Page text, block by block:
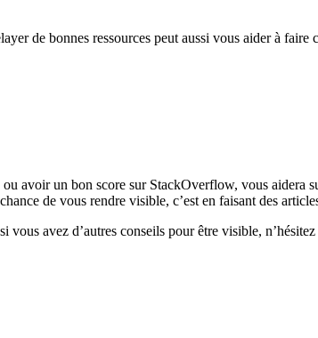
de bonnes ressources peut aussi vous aider à
avoir un bon score sur StackOverflow, vous aidera
de vous rendre visible, c’est en faisant des
vous avez d’autres conseils pour être visible,